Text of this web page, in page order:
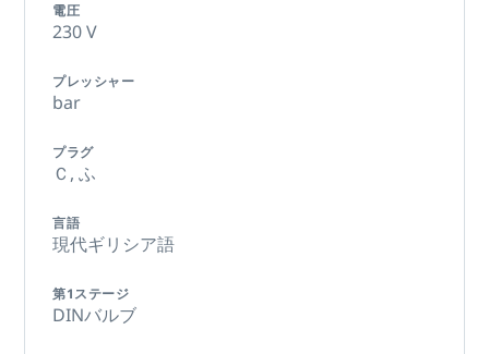
電圧
230 V
プレッシャー
bar
プラグ
Ｃ,ふ
言語
現代ギリシア語
第1ステージ
DINバルブ